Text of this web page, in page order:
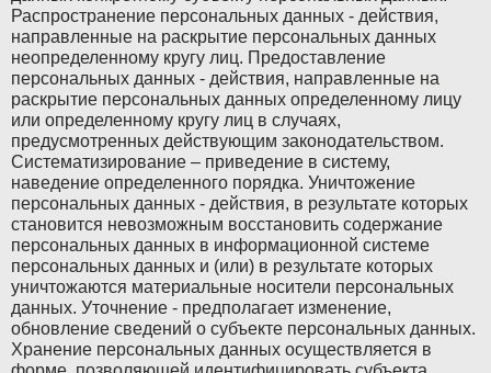
Распространение персональных данных - действия,
направленные на раскрытие персональных данных
неопределенному кругу лиц. Предоставление
персональных данных - действия, направленные на
раскрытие персональных данных определенному лицу
или определенному кругу лиц в случаях,
предусмотренных действующим законодательством.
Систематизирование – приведение в систему,
наведение определенного порядка. Уничтожение
персональных данных - действия, в результате которых
становится невозможным восстановить содержание
персональных данных в информационной системе
персональных данных и (или) в результате которых
уничтожаются материальные носители персональных
данных. Уточнение - предполагает изменение,
обновление сведений о субъекте персональных данных.
Хранение персональных данных осуществляется в
Dacia
Daewoo
Dodge
DS Automobiles
Fiat
Fiat Professional
Ford
GMC
Holden
Dacia
Daewoo
Dodge
DS Automobiles
Fiat
Fiat Professional
Ford
GMC
Holden